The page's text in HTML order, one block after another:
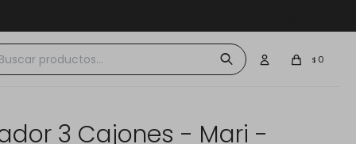
$ 0
3 Cajones - Mari -